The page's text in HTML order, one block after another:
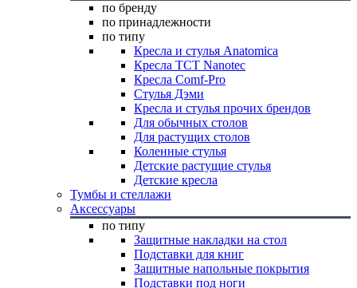
по бренду
по принадлежности
по типу
Кресла и стулья Anatomica
Кресла TCT Nanotec
Кресла Comf-Pro
Стулья Дэми
Кресла и стулья прочих брендов
Для обычных столов
Для растущих столов
Коленные стулья
Детские растущие стулья
Детские кресла
Тумбы и стеллажи
Аксессуары
по типу
Защитные накладки на стол
Подставки для книг
Защитные напольные покрытия
Подставки под ноги